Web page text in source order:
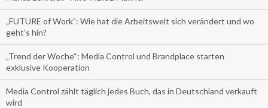
„FUTURE of Work”: Wie hat die Arbeitswelt sich verändert und wo
geht’s hin?
„Trend der Woche“: Media Control und Brandplace starten
exklusive Kooperation
Media Control zählt täglich jedes Buch, das in Deutschland verkauft
wird